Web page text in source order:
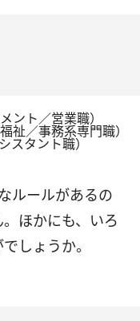
ント／営業職）
祉／事務系専門職）
タント職）
ルールがあるの
ほかにも、いろ
しょうか。